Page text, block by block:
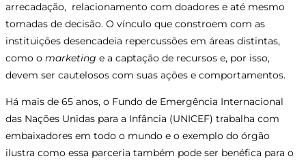
arrecadação, relacionamento com doadores e até mesmo
tomadas de decisão. O vínculo que constroem com as
instituições desencadeia repercussões em áreas distintas,
como o marketing e a captação de recursos e, por isso,
devem ser cautelosos com suas ações e comportamentos.
Há mais de 65 anos, o Fundo de Emergência Internacional
das Nações Unidas para a Infância (UNICEF) trabalha com
embaixadores em todo o mundo e o exemplo do órgão
ilustra como essa parceria também pode ser benéfica para o